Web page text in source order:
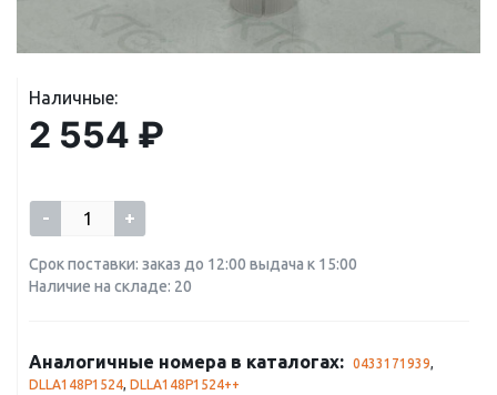
Наличные:
2 554 ₽
- +
Срок поставки: заказ до 12:00 выдача к 15:00
Наличие на складе: 20
Аналогичные номера в каталогах: 0433171939,
DLLA148P1524, DLLA148P1524++